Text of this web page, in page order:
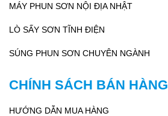
MÁY PHUN SƠN NỘI ĐỊA NHẬT
LÒ SẤY SƠN TĨNH ĐIỆN
SÚNG PHUN SƠN CHUYÊN NGÀNH
CHÍNH SÁCH BÁN HÀNG
HƯỚNG DẪN MUA HÀNG